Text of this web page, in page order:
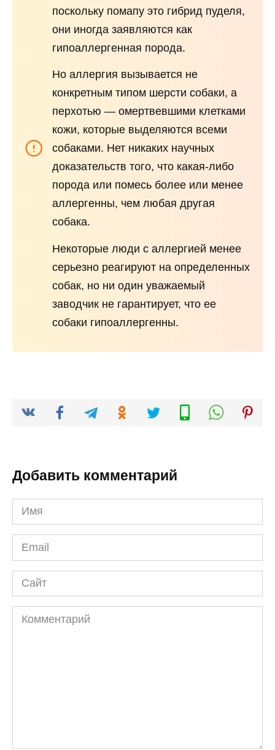
поскольку помапу это гибрид пуделя,
они иногда заявляются как
гипоаллергенная порода.
Но аллергия вызывается не
конкретным типом шерсти собаки, а
перхотью — омертвевшими клетками
кожи, которые выделяются всеми
собаками. Нет никаких научных
доказательств того, что какая-либо
порода или помесь более или менее
аллергенны, чем любая другая
собака.
Некоторые люди с аллергией менее
серьезно реагируют на определенных
собак, но ни один уважаемый
заводчик не гарантирует, что ее
собаки гипоаллергенны.
Добавить комментарий
Имя
Email
Сайт
Комментарий